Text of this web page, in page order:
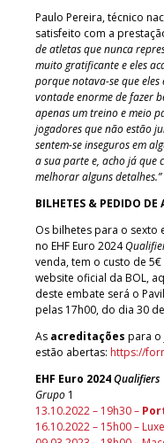
Paulo Pereira, técnico
satisfeito com a
de atletas que nunca
muito gratificante e eles
porque notava-se que
vontade enorme de fazer
apenas um treino e meio
jogadores que não estão
sentem-se inseguros em
a sua parte e, acho já que
melhorar alguns detalhes.”
BILHETES & PEDIDO DE
Os bilhetes para o
no EHF Euro 2024
venda, tem o custo de
website oficial da BOL,
deste embate será o
pelas 17h00, do dia 30
As acreditações para o
estão abertas: https://
EHF Euro 2024Qualifiers
Grupo 1
13.10.2022 – 19h30 –
16.10.2022 – 15h00 –